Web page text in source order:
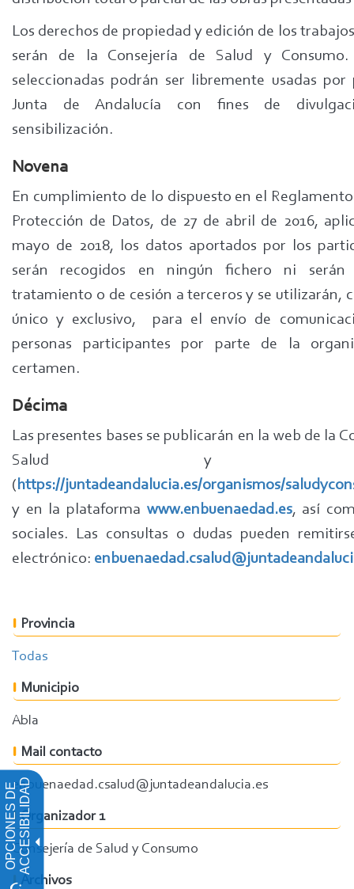
OPCIONES DEACCESIBILIDAD
Los derechos de propiedad y edición de los
serán de la Consejería de Salud y
seleccionadas podrán ser libremente usadas
Junta de Andalucía con fines de
sensibilización.
Novena
En cumplimiento de lo dispuesto en el
Protección de Datos, de 27 de abril de 2016,
mayo de 2018, los datos aportados por los
serán recogidos en ningún fichero ni
tratamiento o de cesión a terceros y se utilizarán,
único y exclusivo, para el envío de
personas participantes por parte de la
certamen.
Décima
Las presentes bases se publicarán en la web de la
Salud y
(https://juntadeandalucia.es/organismos/
y en la plataforma www.enbuenaedad.es, así
sociales. Las consultas o dudas pueden
electrónico:
Provincia
Todas
Municipio
Abla
Mail contacto
enbuenaedad.csalud@juntadeandalucia.es
Organizador 1
Consejería de Salud y Consumo
Archivos